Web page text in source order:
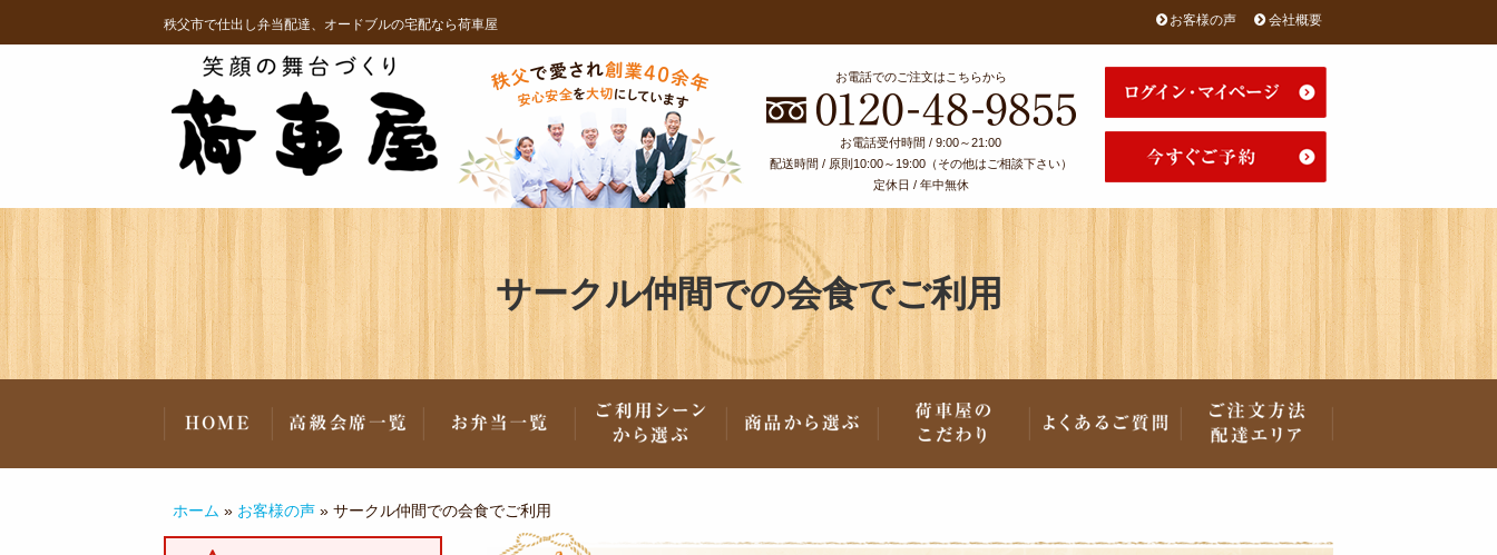
ッ
プ
秩父市で仕出し弁当配達、オードブルの宅配なら荷車屋 お客様の声 会社概要
お電話でのご注文はこちらから
お電話受付時間 / 9:00～21:00
配送時間 / 原則10:00～19:00（その他はご相談下さい）
定休日 / 年中無休
サークル仲間での会食でご利用
ホーム » お客様の声 » サークル仲間での会食でご利用